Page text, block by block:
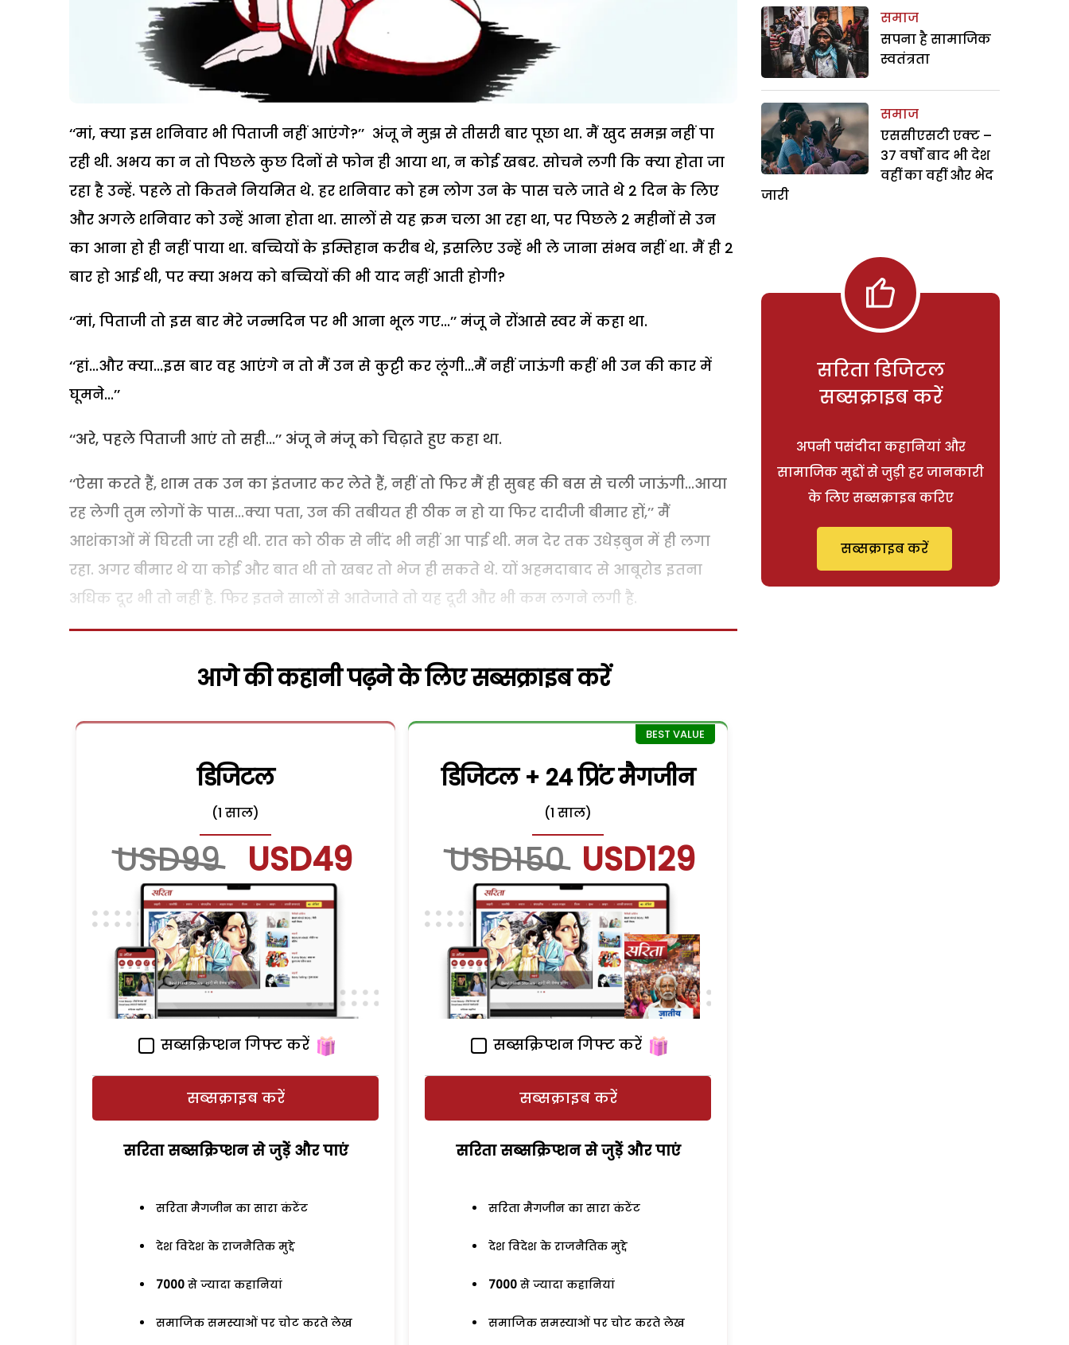
‘‘मां, क्या इस शनिवार भी पिताजी नहीं आएंगे?’’ अंजू ने मुझ से तीसरी बार पूछा था. मैं खुद समझ नहीं पा
रही थी. अभय का न तो पिछले कुछ दिनों से फोन ही आया था, न कोई खबर. सोचने लगी कि क्या होता जा
रहा है उन्हें. पहले तो कितने नियमित थे. हर शनिवार को हम लोग उन के पास चले जाते थे 2 दिन के लिए
और अगले शनिवार को उन्हें आना होता था. सालों से यह क्रम चला आ रहा था, पर पिछले 2 महीनों से उन
का आना हो ही नहीं पाया था. बच्चियों के इम्तिहान करीब थे, इसलिए उन्हें भी ले जाना संभव नहीं था. मैं ही 2
बार हो आई थी, पर क्या अभय को बच्चियों की भी याद नहीं आती होगी?
‘‘मां, पिताजी तो इस बार मेरे जन्मदिन पर भी आना भूल गए...’’ मंजू ने रोंआसे स्वर में कहा था.
‘‘हां...और क्या...इस बार वह आएंगे न तो मैं उन से कुट्टी कर लूंगी...मैं नहीं जाऊंगी कहीं भी उन की कार में
घूमने...’’
‘‘अरे, पहले पिताजी आएं तो सही...’’ अंजू ने मंजू को चिढ़ाते हुए कहा था.
‘‘ऐसा करते हैं, शाम तक उन का इंतजार कर लेते हैं, नहीं तो फिर मैं ही सुबह की बस से चली जाऊंगी...आया
रह लेगी तुम लोगों के पास...क्या पता, उन की तबीयत ही ठीक न हो या फिर दादीजी बीमार हों,’’ मैं
आशंकाओं में घिरती जा रही थी. रात को ठीक से नींद भी नहीं आ पाई थी. मन देर तक उधेड़बुन में ही लगा
रहा. अगर बीमार थे या कोई और बात थी तो खबर तो भेज ही सकते थे. यों अहमदाबाद से आबूरोड इतना
अधिक दूर भी तो नहीं है. फिर इतने सालों से आतेजाते तो यह दूरी और भी कम लगने लगी है.
आगे की कहानी पढ़ने के लिए सब्सक्राइब करें
डिजिटल
(1 साल)
USD99 USD49
सब्सक्रिप्शन गिफ्ट करें
सब्सक्राइब करें
सरिता सब्सक्रिप्शन से जुड़ेें और पाएं
सरिता मैगजीन का सारा कंटेंट
देश विदेश के राजनैतिक मुद्दे
7000 से ज्यादा कहानियां
समाजिक समस्याओं पर चोट करते लेख
डिजिटल + 24 प्रिंट मैगजीन
(1 साल)
USD150 USD129
सब्सक्रिप्शन गिफ्ट करें
सब्सक्राइब करें
सरिता सब्सक्रिप्शन से जुड़ेें और पाएं
सरिता मैगजीन का सारा कंटेंट
देश विदेश के राजनैतिक मुद्दे
7000 से ज्यादा कहानियां
समाजिक समस्याओं पर चोट करते लेख
समाज
सपना है सामाजिक
स्वतंत्रता
समाज
एससीएसटी एक्ट –
37 वर्षों बाद भी देश
वहीं का वहीं और भेद
जारी
सरिता डिजिटल
सब्सक्राइब करें
अपनी पसंदीदा कहानियां और
सामाजिक मुद्दों से जुड़ी हर जानकारी
के लिए सब्सक्राइब करिए
सब्सक्राइब करें